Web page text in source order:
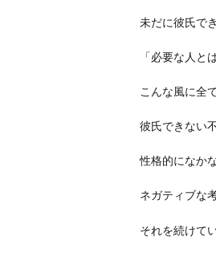
も
積
的
参
し
て
る
未だに彼氏で
「必要な人と
こんな風に全
彼氏できない
性格的になか
ネガティブな
それを続けて